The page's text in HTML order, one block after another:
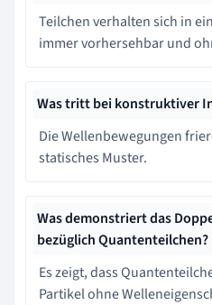
Teilchen verhalten sich in
immer vorhersehbar und
Was tritt bei konstruktiver
Die Wellenbewegungen
statisches Muster.
Was demonstriert das
bezüglich Quantenteilchen?
Es zeigt, dass
Partikel ohne